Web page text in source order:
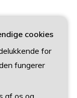
cookies
for
fungerer
af os og